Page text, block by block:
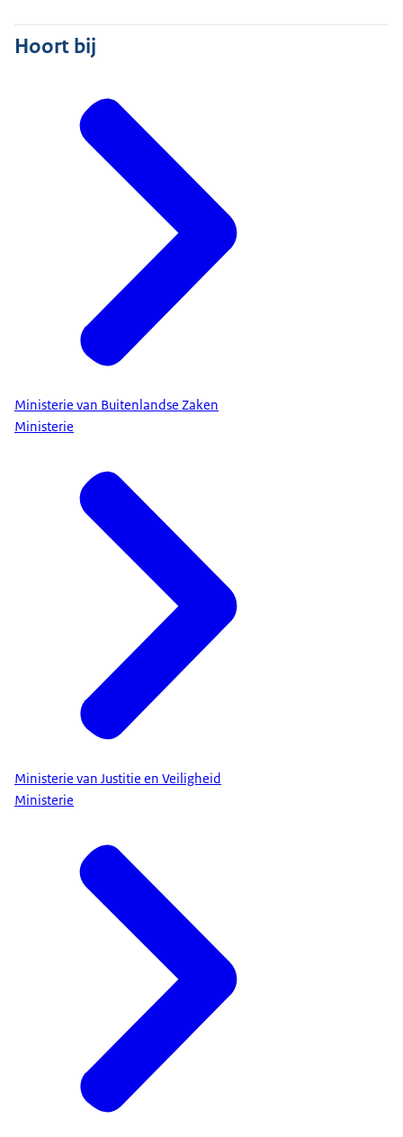
Hoort bij
Ministerie van Buitenlandse Zaken
Ministerie
Ministerie van Justitie en Veiligheid
Ministerie